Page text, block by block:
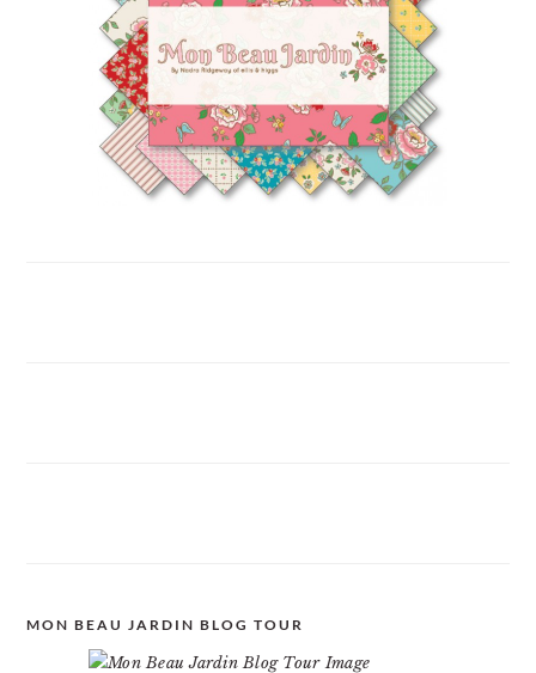
MON BEAU JARDIN BLOG TOUR